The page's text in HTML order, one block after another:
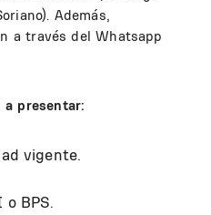
Además,
a través del Whatsapp
a presentar:
vigente.
BPS.